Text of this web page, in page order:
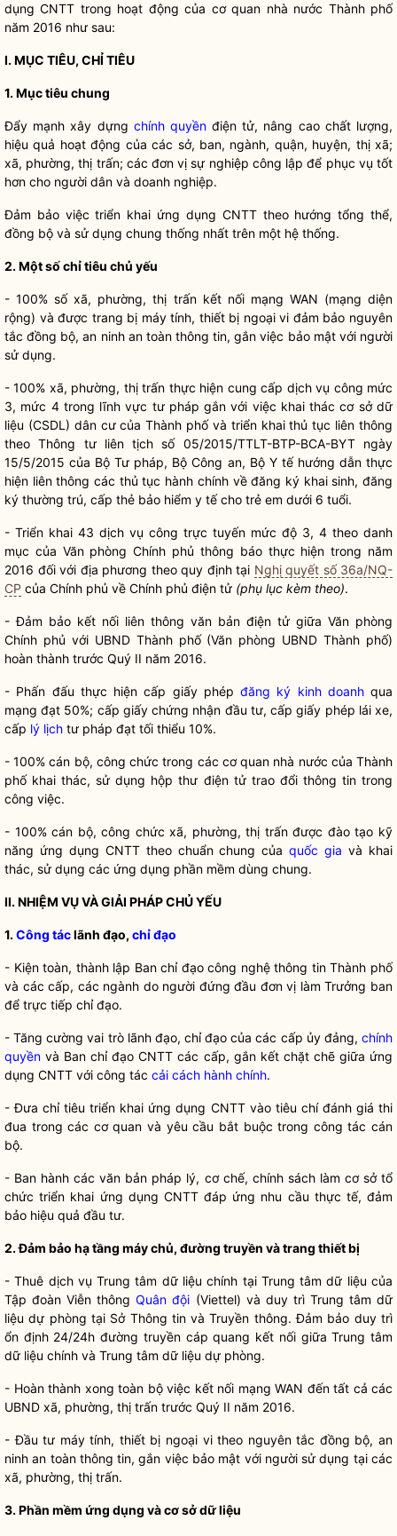
dụng CNTT trong hoạt động của cơ quan nhà nước Thành phố
năm 2016 như sau:
I. MỤC TIÊU, CHỈ TIÊU
1. Mục tiêu chung
Đẩy mạnh xây dựng chính quyềnđiện tử, nâng cao chất lượng,
hiệu quả hoạt động của các sở, ban, ngành, quận, huyện, thị xã;
xã, phường, thị trấn; các đơn vị sự nghiệp công lập để phục vụ tốt
hơn cho người dân và doanh nghiệp.
Đảm bảo việc triển khai ứng dụng CNTT theo hướng tổng thể,
đồng bộ và sử dụng chung thống nhất trên một hệ thống.
2. Một số chỉ tiêu chủ yếu
- 100% số xã, phường, thị trấn kết nối mạng WAN (mạng diện
rộng) và được trang bị máy tính, thiết bị ngoại vi đảm bảo nguyên
tắc đồng bộ, an ninh an toàn thông tin, gắn việc bảo mật với người
sử dụng.
- 100% xã, phường, thị trấn thực hiện cung cấp dịch vụ công mức
3, mức 4 trong lĩnh vực tư pháp gắn với việc khai thác cơ sở dữ
liệu (CSDL) dân cư của Thành phố và triển khai thủ tục liên thông
theo Thông tư liên tịch số 05/2015/TTLT-BTP-BCA-BYT ngày
15/5/2015 của Bộ Tư pháp, Bộ Công an, Bộ Y tế hướng dẫn thực
hiện liên thông các thủ tục hành chính về đăng ký khai sinh, đăng
ký thường trú, cấp thẻ bảo hiểm y tế cho trẻ em dưới 6 tuổi.
- Triển khai 43 dịch vụ công trực tuyến mức độ 3, 4 theo danh
mục của Văn phòng Chính phủ thông báo thực hiện trong năm
2016 đối với địa phương theo quy định tại Nghị quyết số 36a/NQ-
CP của Chính phủ về Chính phủ điện tử (phụ lục kèm theo).
- Đảm bảo kết nối liên thông văn bản điện tử giữa Văn phòng
Chính phủ với UBND Thành phố (Văn phòng UBND Thành phố)
hoàn thành trước Quý II năm 2016.
- Phấn đấu thực hiện cấp giấy phép đăng ký kinh doanhqua
mạng đạt 50%; cấp giấy chứng nhận đầu tư, cấp giấy phép lái xe,
cấp lý lịch tư pháp đạt tối thiểu 10%.
- 100% cán bộ, công chức trong các cơ quan nhà nước của Thành
phố khai thác, sử dụng hộp thư điện tử trao đổi thông tin trong
công việc.
- 100% cán bộ, công chức xã, phường, thị trấn được đào tạo kỹ
năng ứng dụng CNTT theo chuẩn chung củaquốc gia và khai
thác, sử dụng các ứng dụng phần mềm dùng chung.
II. NHIỆM VỤ VÀ GIẢI PHÁP CHỦ YẾU
1.Công táclãnh đạo, chỉ đạo
- Kiện toàn, thành lập Banchỉ đạocông nghệ thông tin Thành phố
và các cấp, các ngành do người đứng đầu đơn vị làm Trưởng ban
để trực tiếp chỉ đạo.
- Tăng cường vai trò lãnh đạo, chỉ đạo của các cấp ủy đảng,chính
quyền và Banchỉ đạo CNTT các cấp, gắn kết chặt chẽ giữa ứng
dụng CNTT với công tác cải cách hành chính.
- Đưa chỉ tiêu triển khai ứng dụng CNTT vào tiêu chí đánh giá thi
đua trong các cơ quan và yêu cầu bắt buộc trong công tác cán
bộ.
- Ban hành các văn bản pháp lý, cơ chế, chính sách làm cơ sở tổ
chức triển khai ứng dụng CNTT đáp ứng nhu cầu thực tế, đảm
bảo hiệu quả đầu tư.
2. Đảm bảo hạ tầng máy chủ, đường truyền và trang thiết bị
- Thuê dịch vụ Trung tâm dữ liệu chính tại Trung tâm dữ liệu của
Tập đoàn Viễn thôngQuân đội (Viettel) và duy trì Trung tâm dữ
liệu dự phòng tại Sở Thông tin và Truyền thông. Đảm bảo duy trì
ổn định 24/24h đường truyền cáp quang kết nối giữa Trung tâm
dữ liệu chính và Trung tâm dữ liệu dự phòng.
- Hoàn thành xong toàn bộ việc kết nối mạng WAN đến tất cả các
UBND xã, phường, thị trấn trước Quý II năm 2016.
- Đầu tư máy tính, thiết bị ngoại vi theo nguyên tắc đồng bộ, an
ninh an toàn thông tin, gắn việc bảo mật với người sử dụng tại các
xã, phường, thị trấn.
3. Phần mềm ứng dụng và cơ sở dữ liệu